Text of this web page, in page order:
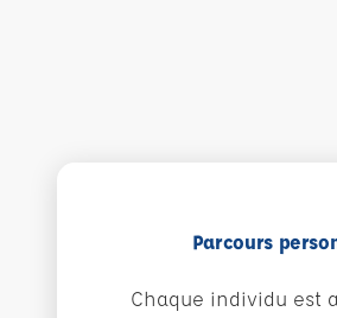
Parcours
Chaque individu est